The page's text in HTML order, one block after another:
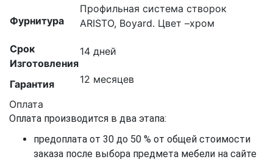
Фурнитура
Профильная система створок
ARISTO, Boyard. Цвет –хром
Срок
Изготовления
14 дней
Гарантия 12 месяцев
Оплата
Оплата производится в два этапа:
предоплата от 30 до 50 % от общей стоимости
заказа после выбора предмета мебели на сайте